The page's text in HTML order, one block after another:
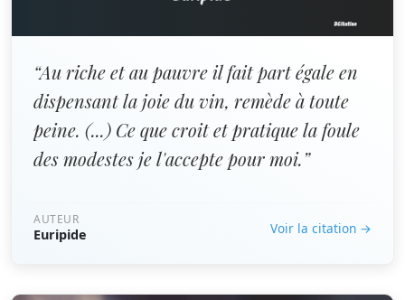
“Au riche et au pauvre il fait part égale en
dispensant la joie du vin, remède à toute
peine. (...) Ce que croit et pratique la foule
des modestes je l'accepte pour moi.”
AUTEUR
Euripide Voir la citation →